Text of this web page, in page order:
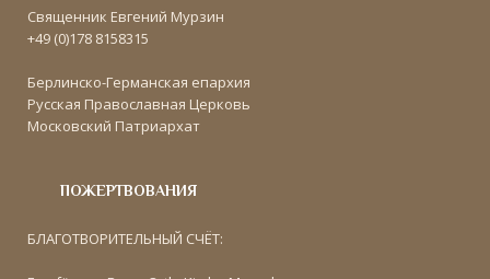
Священник Евгений Мурзин
+49 (0)178 8158315
Берлинско-Германская епархия
Русская Православная Церковь
Московский Патриархат
ПОЖЕРТВОВАНИЯ
БЛАГОТВОРИТЕЛЬНЫЙ СЧЁТ: